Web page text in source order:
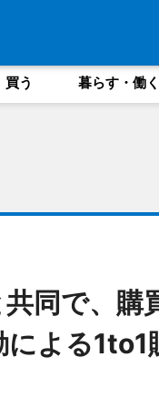
買う 暮らす・働く
同で、購
よる1to1